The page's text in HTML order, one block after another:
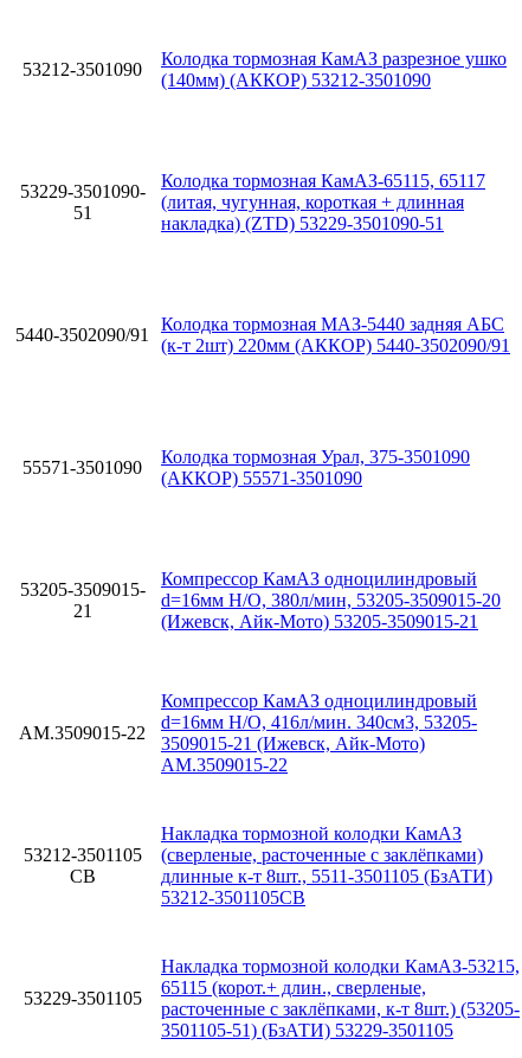
53212-3501090
Колодка тормозная КамАЗ разрезное ушко
(140мм) (АККОР) 53212-3501090
53229-3501090-
51
Колодка тормозная КамАЗ-65115, 65117
(литая, чугунная, короткая + длинная
накладка) (ZTD) 53229-3501090-51
5440-3502090/91
Колодка тормозная МАЗ-5440 задняя АБС
(к-т 2шт) 220мм (АККОР) 5440-3502090/91
55571-3501090
Колодка тормозная Урал, 375-3501090
(АККОР) 55571-3501090
53205-3509015-
21
Компрессор КамАЗ одноцилиндровый
d=16мм Н/О, 380л/мин, 53205-3509015-20
(Ижевск, Айк-Мото) 53205-3509015-21
АМ.3509015-22
Компрессор КамАЗ одноцилиндровый
d=16мм Н/О, 416л/мин. 340см3, 53205-
3509015-21 (Ижевск, Айк-Мото)
АМ.3509015-22
53212-3501105
СВ
Накладка тормозной колодки КамАЗ
(сверленые, расточенные с заклёпками)
длинные к-т 8шт., 5511-3501105 (БзАТИ)
53212-3501105СВ
53229-3501105
Накладка тормозной колодки КамАЗ-53215,
65115 (корот.+ длин., сверленые,
расточенные с заклёпками, к-т 8шт.) (53205-
3501105-51) (БзАТИ) 53229-3501105